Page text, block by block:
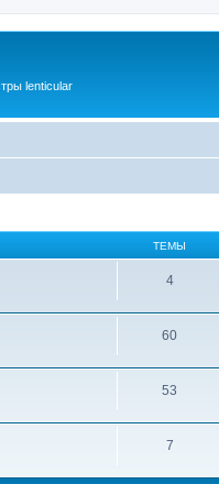
lenticular
ТЕМЫ
4
60
53
7